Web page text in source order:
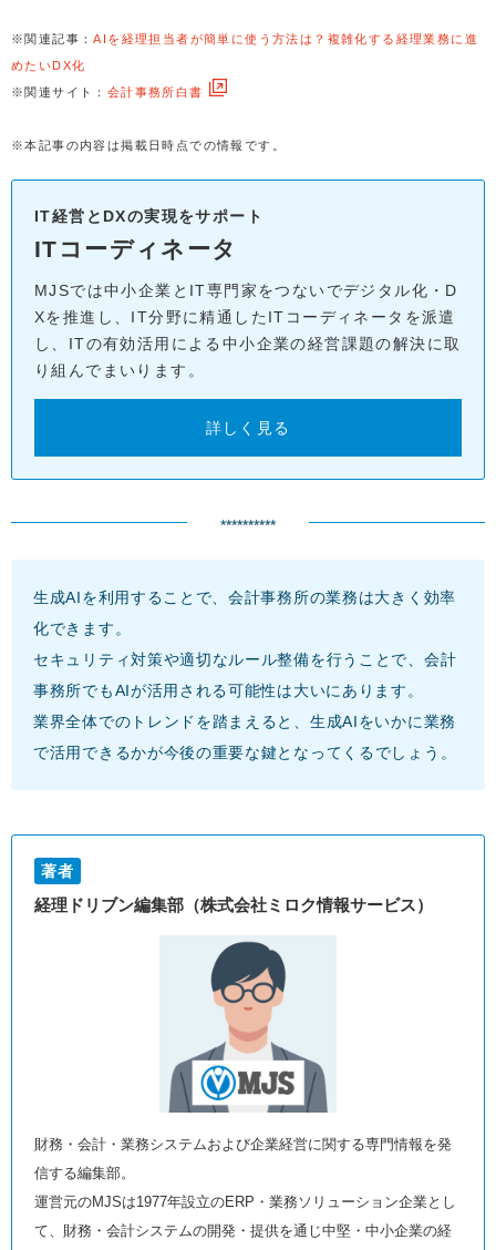
※関連記事：AIを経理担当者が簡単に使う方法は？複雑化する経理業務に進
めたいDX化
※関連サイト： 会計事務所白書
※本記事の内容は掲載日時点での情報です。
IT経営とDXの実現をサポート
ITコーディネータ
MJSでは中小企業とIT専門家をつないでデジタル化・D
Xを推進し、IT分野に精通したITコーディネータを派遣
し、ITの有効活用による中小企業の経営課題の解決に取
り組んでまいります。
詳しく見る
**********
生成AIを利用することで、会計事務所の業務は大きく効率
化できます。
セキュリティ対策や適切なルール整備を行うことで、会計
事務所でもAIが活用される可能性は大いにあります。
業界全体でのトレンドを踏まえると、生成AIをいかに業務
で活用できるかが今後の重要な鍵となってくるでしょう。
著者
経理ドリブン編集部（株式会社ミロク情報サービス）
財務・会計・業務システムおよび企業経営に関する専門情報を発
信する編集部。
運営元のMJSは1977年設立のERP・業務ソリューション企業とし
て、財務・会計システムの開発・提供を通じ中堅・中小企業の経